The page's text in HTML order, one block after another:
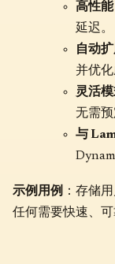
高性能
延迟。
自动
并优化
灵活
无需预
与
示例用例
：存储
任何需要快速、可